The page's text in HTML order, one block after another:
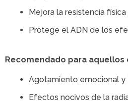
Mejora la resistencia
Protege el ADN de los
Recomendado para
Agotamiento emocional y
Efectos nocivos de la